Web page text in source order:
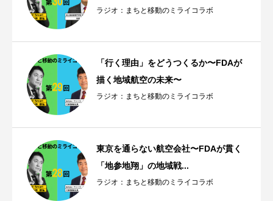
ラジオ：まちと移動のミライコラボ
「行く理由」をどうつくるか〜FDAが
描く地域航空の未来〜
ラジオ：まちと移動のミライコラボ
東京を通らない航空会社〜FDAが貫く
「地参地翔」の地域戦...
ラジオ：まちと移動のミライコラボ